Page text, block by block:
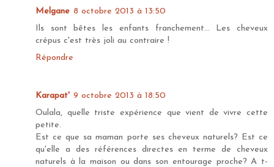
Melgane 8 octobre 2013 à 13:50
Ils sont bêtes les enfants franchement... Les cheveux
crépus c'est très joli au contraire !
Répondre
Karapat' 9 octobre 2013 à 18:50
Oulala, quelle triste expérience que vient de vivre cette
petite.
Est ce que sa maman porte ses cheveux naturels? Est ce
qu'elle a des références directes en terme de cheveux
naturels à la maison ou dans son entourage proche? A t-